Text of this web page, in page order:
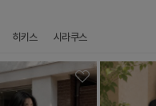
히키스 시라쿠스